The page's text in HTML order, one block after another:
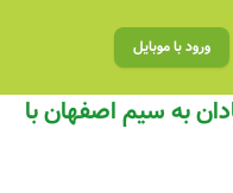
ورود با موبایل
قدرت 1 در 120 اسپادان به سیم اصفهان با